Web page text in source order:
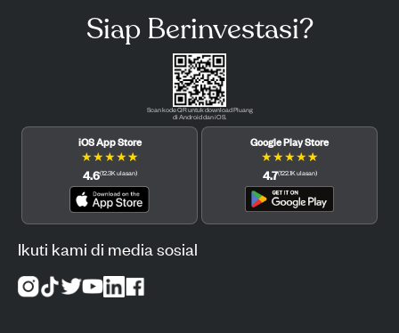
Siap Berinvestasi?
Scan kode QR untuk download Pluang
di Android dan iOS.
iOS App Store
★★★★★
4.6(12.3Kulasan)
Google Play Store
★★★★★
4.7(122.1Kulasan)
Ikuti kami di media sosial